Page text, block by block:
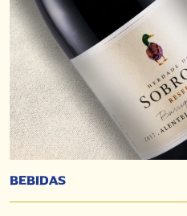
BEBIDAS